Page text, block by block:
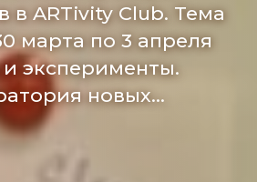
в ARTivity Club. Тема
марта по 3 апреля
и эксперименты.
новых…